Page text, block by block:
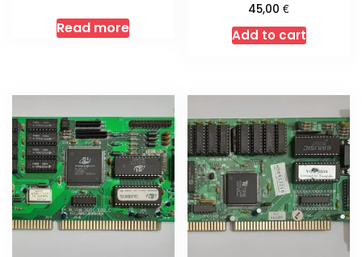
Read more
45,00€
Add to cart